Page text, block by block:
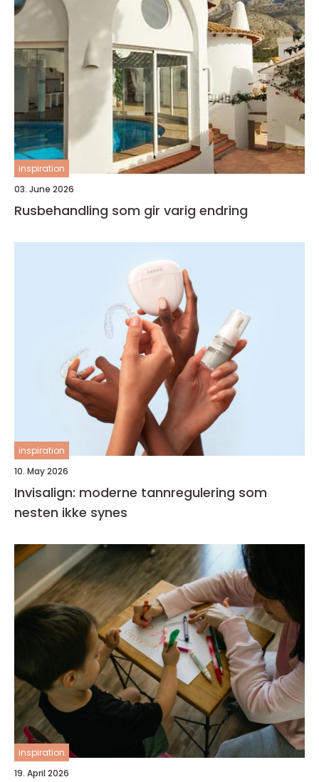
inspiration
03. June 2026
Rusbehandling som gir varig endring
inspiration
10. May 2026
Invisalign: moderne tannregulering som
nesten ikke synes
inspiration
19. April 2026